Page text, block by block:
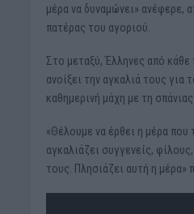
μέρα να δυναμώνει» ανέφερε,
πατέρας του αγοριού.
Στο μεταξύ, Έλληνες από κάθε
ανοίξει την αγκαλιά τους για
καθημερινή μάχη με τη
«Θέλουμε να έρθει η μέρα που
αγκαλιάζει συγγενείς, φίλους,
τους. Πλησιάζει αυτή η μέρα»